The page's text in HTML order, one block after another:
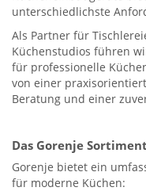
unterschiedlichste
Als Partner für
Küchenstudios führen
für professionelle
von einer
Beratung und einer
Das Gorenje
Gorenje bietet ein
für moderne Küchen: